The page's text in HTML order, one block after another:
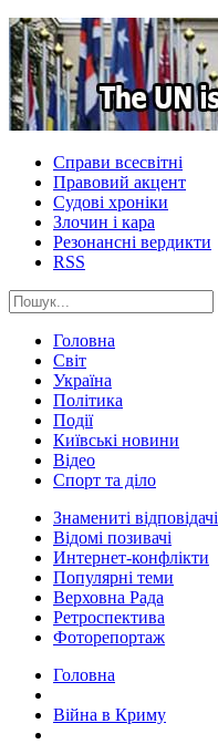
Справи всесвітні
Правовий акцент
Судові хроніки
Злочин і кара
Резонансні вердикти
RSS
Головна
Світ
Україна
Політика
Події
Київські новини
Відео
Спорт та діло
Знамениті відповідачі
Відомі позивачі
Интернет-конфлікти
Популярні теми
Верховна Рада
Ретроспектива
Фоторепортаж
Головна
Війна в Криму